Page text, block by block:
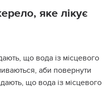
яке лікує
що вода із місцевого
аби повернути
що вода із місцевого